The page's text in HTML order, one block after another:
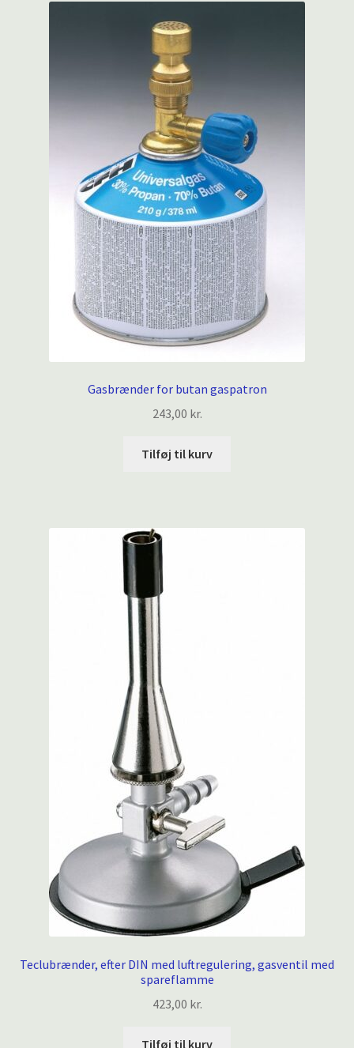
Gasbrænder for butan gaspatron
243,00 kr.
Tilføj til kurv
Teclubrænder, efter DIN med luftregulering, gasventil med
spareflamme
423,00 kr.
Tilføj til kurv